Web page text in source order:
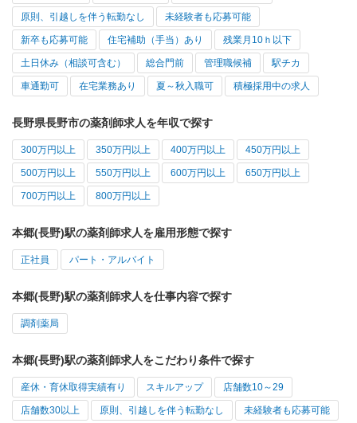
原則、引越しを伴う転勤なし 未経験者も応募可能
新卒も応募可能 住宅補助（手当）あり 残業月10ｈ以下
土日休み（相談可含む） 総合門前 管理職候補 駅チカ
車通勤可 在宅業務あり 夏～秋入職可 積極採用中の求人
長野県長野市の薬剤師求人を年収で探す
300万円以上 350万円以上 400万円以上 450万円以上
500万円以上 550万円以上 600万円以上 650万円以上
700万円以上 800万円以上
本郷(長野)駅の薬剤師求人を雇用形態で探す
正社員 パート・アルバイト
本郷(長野)駅の薬剤師求人を仕事内容で探す
調剤薬局
本郷(長野)駅の薬剤師求人をこだわり条件で探す
産休・育休取得実績有り スキルアップ 店舗数10～29
店舗数30以上 原則、引越しを伴う転勤なし 未経験者も応募可能